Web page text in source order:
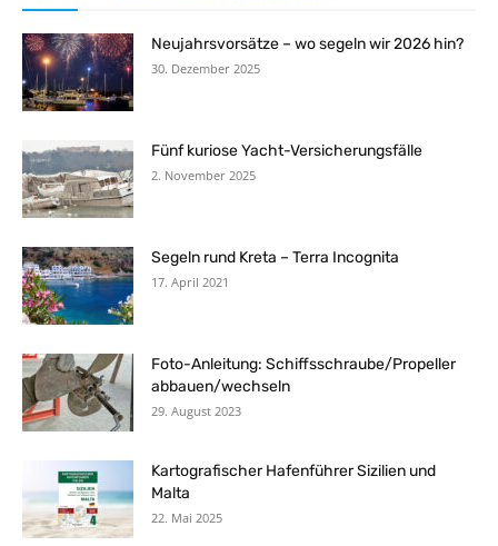
Neujahrsvorsätze – wo segeln wir 2026 hin?
30. Dezember 2025
Fünf kuriose Yacht-Versicherungsfälle
2. November 2025
Segeln rund Kreta – Terra Incognita
17. April 2021
Foto-Anleitung: Schiffsschraube/Propeller
abbauen/wechseln
29. August 2023
Kartografischer Hafenführer Sizilien und
Malta
22. Mai 2025